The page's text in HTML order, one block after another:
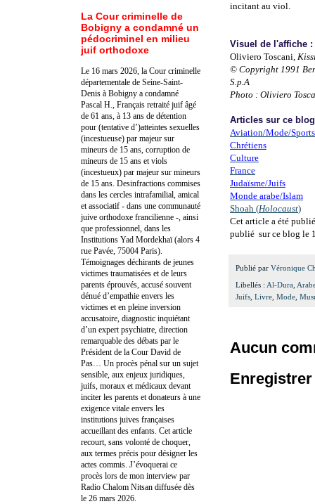
incitant au viol.
Visuel de l'affiche :
Oliviero Toscani,
© Copyright 1991
S.p.A
Photo : Oliviero
Articles sur ce
Aviation/Mode/Sports
Chrétiens
Culture
France
Judaïsme/Juifs
Monde arabe/Islam
Shoah (Holocaust)
Cet article a été
publié sur ce blog le
Publié par Véronique
Libellés : Al-Dura,
Juifs, Livre, Mode,
Aucun
La Cour criminelle de
Bobigny a condamné un
pédocriminel en milieu
juif orthodoxe
Le 16 mars 2026, la Cour criminelle
départementale de Seine-Saint-
Denis à Bobigny a condamné
Pascal H., Français retraité juif âgé
de 61 ans, à 13 ans de détention
pour (tentative d’)atteintes sexuelles
(incestueuse) par majeur sur
mineurs de 15 ans, corruption de
mineurs de 15 ans et viols
(incestueux) par majeur sur mineurs
de 15 ans. Desinfractions commises
dans les cercles intrafamilial, amical
et associatif - dans une communauté
juive orthodoxe francilienne -, ainsi
que professionnel, dans les
Institutions Yad Mordekhaï (alors 4
rue Pavée, 75004 Paris).
Témoignages déchirants de jeunes
victimes traumatisées et de leurs
parents éprouvés, accusé souvent
dénué d’empathie envers les
victimes et en pleine inversion
accusatoire, diagnostic inquiétant
d’un expert psychiatre, direction
remarquable des débats par le
Président de la Cour David de
Pas… Un procès pénal sur un sujet
sensible, aux enjeux juridiques,
juifs, moraux et médicaux devant
inciter les parents et donateurs à une
exigence vitale envers les
institutions juives françaises
accueillant des enfants. Cet article
recourt, sans volonté de choquer,
aux termes précis pour désigner les
actes commis. J’évoquerai ce
procès lors de mon interview par
Radio Chalom Nitsan diffusée dès
le 26 mars 2026.